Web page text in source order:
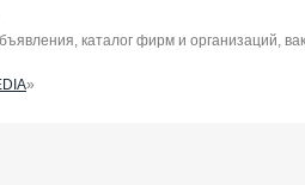
каталог фирм и организаций,
»